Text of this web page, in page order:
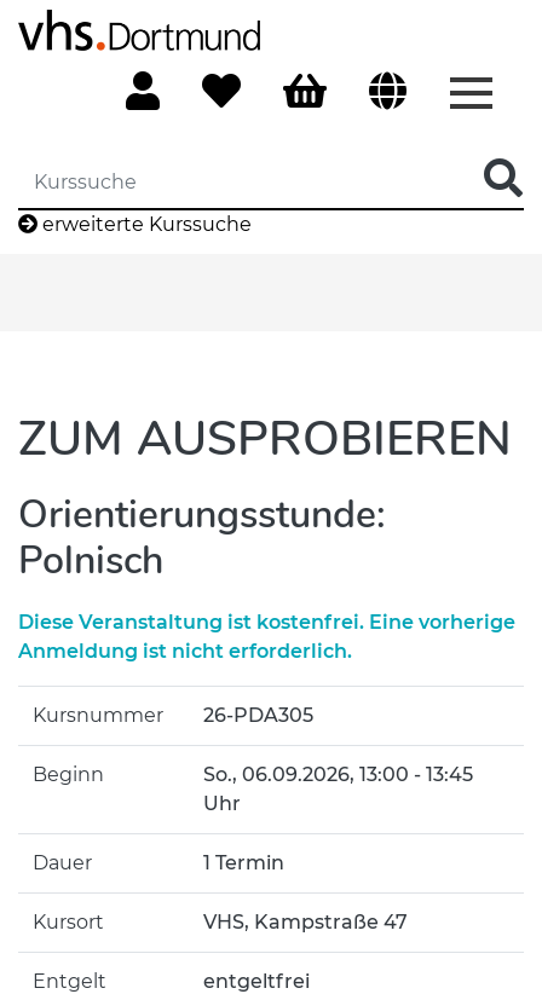
erweiterte Kurssuche
ZUM AUSPROBIEREN
Orientierungsstunde:
Polnisch
Diese Veranstaltung ist kostenfrei. Eine vorherige
Anmeldung ist nicht erforderlich.
Kursnummer 26-PDA305
Beginn So., 06.09.2026, 13:00 - 13:45
Uhr
Dauer 1 Termin
Kursort VHS, Kampstraße 47
Entgelt entgeltfrei